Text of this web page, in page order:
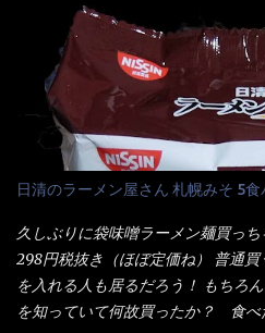
油脂、植物性たん白、食塩、とろ
ぷら)、添付調味料(砂糖、食塩、
水分解物、ねぎ、香辛料、 植物油
料(アミノ酸等)、炭酸カルシウム
(Na)、増粘多糖類、レシチン、酸
色素、香料、ベニコウジ色素、ビ
抽出物、(一部にえび・小麦・そば
いも・ゼラチンを含む) 材料から見
さば！？ さばって鯖か？？ サバ
比較 緑のたぬき ...
いつきました。 見た目は、炎のシ
る・・・ でもパッケージに惑わ
ヤングの【獄激辛焼きそば】を完
レーもな！ 今回、カップヌードル
さレベルが記載されている。 それ
位の辛さと云っている訳だ。 昨年
も経つと記憶の彼方に・・・いや
のではない。 記憶に残るだけのイ
云う事（当時） 開封すると・・・
ップヌードルは基本蓋開けて、熱
デビュー時からの最大のポイント
部カップの中でカオス状態。 これ
日清のラーメン屋さん 札幌みそ 5
久しぶりに袋味噌ラーメン麺買っ
298円税抜き（ほぼ定価ね） 普通
を入れる人も居るだろう！ もちろ
を知っていて何故買ったか？ 食べ